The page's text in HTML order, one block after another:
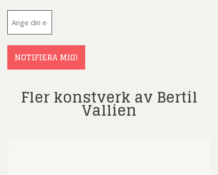
NOTIFIERA MIG!
Fler konstverk av Bertil
Vallien